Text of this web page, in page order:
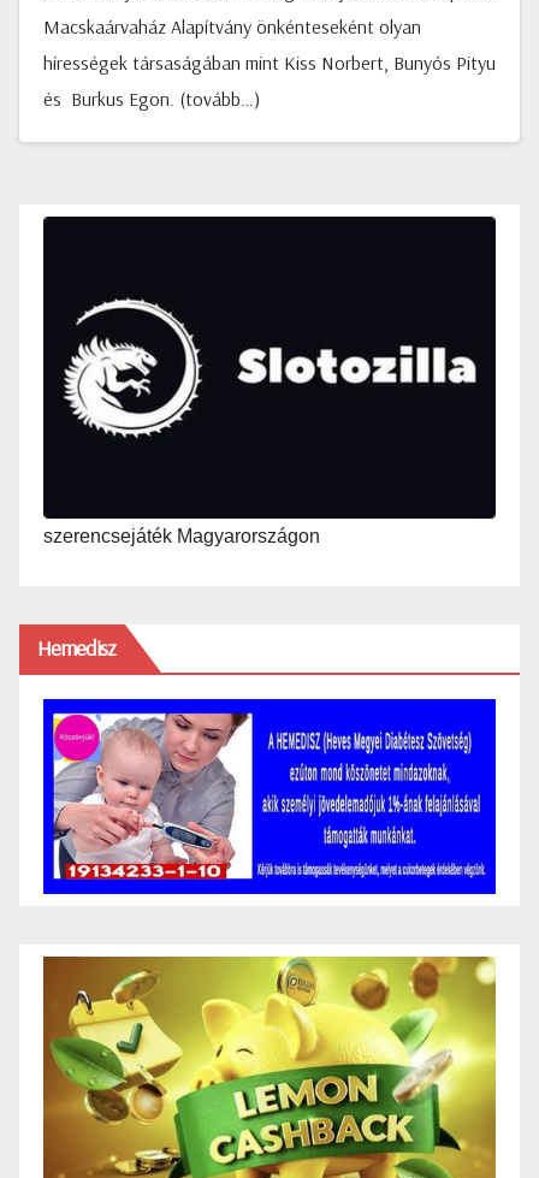
Macskaárvaház Alapítvány önkénteseként olyan
hírességek társaságában mint Kiss Norbert, Bunyós Pityu
és Burkus Egon. (tovább…)
szerencsejáték Magyarországon
Hemedisz